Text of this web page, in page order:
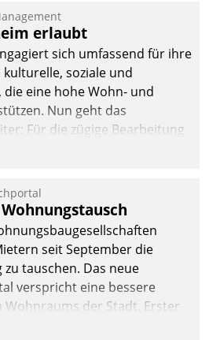
erlaubt
sich umfassend für ihre
soziale und
eine hohe Wohn- und
Nun geht das
Für die zügige Bearbeitung
Lob – richtet das
einen eigenen Kanal
seit September die
tauschen. Das neue
verspricht eine bessere
Wohnraums der Stadt. Erster
Lösung API-Hub mit